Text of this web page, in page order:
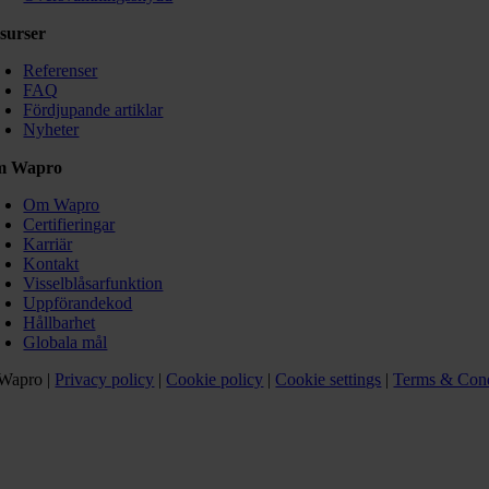
Referenser
FAQ
Fördjupande artiklar
Nyheter
Wapro
Om Wapro
Certifieringar
Karriär
Kontakt
Visselblåsarfunktion
Uppförandekod
Hållbarhet
Globala mål
| Privacy policy | Cookie policy | Cookie settings |Terms &